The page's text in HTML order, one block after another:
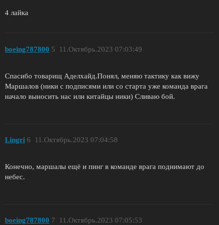
4 лайка
boeing787800 11.Октябрь.2023 07:03:49
5
Спасибо товарищ Аделхайд.Понял, меняю тактику как вижу
Маршалов (ники с подписями или со старта уже команда врага
начало выносить нас или китайцы ники) Сливаю бой.
Lingri 11.Октябрь.2023 07:04:58
6
Конечно, маршалы ещё и пинг в команде врага поднимают до
небес.
boeing787800 11.Октябрь.2023 07:05:53
7